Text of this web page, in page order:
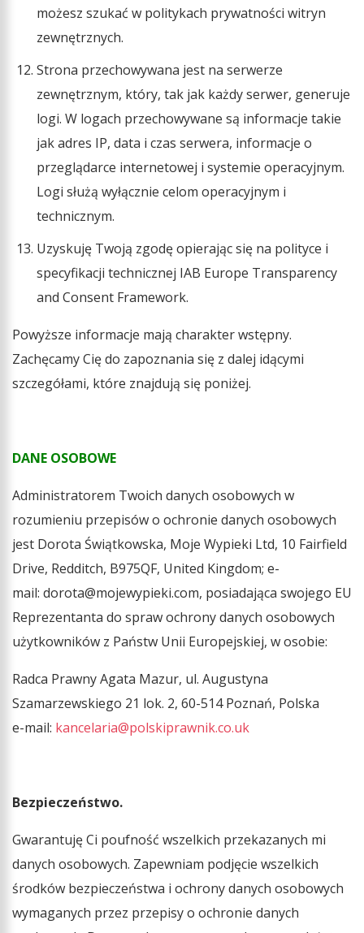
możesz szukać w politykach prywatności witryn
zewnętrznych.
Strona przechowywana jest na serwerze
zewnętrznym, który, tak jak każdy serwer, generuje
logi. W logach przechowywane są informacje takie
jak adres IP, data i czas serwera, informacje o
przeglądarce internetowej i systemie operacyjnym.
Logi służą wyłącznie celom operacyjnym i
technicznym.
Uzyskuję Twoją zgodę opierając się na polityce i
specyfikacji technicznej IAB Europe Transparency
and Consent Framework.
Powyższe informacje mają charakter wstępny.
Zachęcamy Cię do zapoznania się z dalej idącymi
szczegółami, które znajdują się poniżej.
DANE OSOBOWE
Administratorem Twoich danych osobowych w
rozumieniu przepisów o ochronie danych osobowych
jest Dorota Świątkowska, Moje Wypieki Ltd, 10 Fairfield
Drive, Redditch, B975QF, United Kingdom; e-
mail: dorota@mojewypieki.com, posiadająca swojego EU
Reprezentanta do spraw ochrony danych osobowych
użytkowników z Państw Unii Europejskiej, w osobie:
Radca Prawny Agata Mazur, ul. Augustyna
Szamarzewskiego 21 lok. 2, 60-514 Poznań, Polska
e-mail: kancelaria@polskiprawnik.co.uk
Bezpieczeństwo.
Gwarantuję Ci poufność wszelkich przekazanych mi
danych osobowych. Zapewniam podjęcie wszelkich
środków bezpieczeństwa i ochrony danych osobowych
wymaganych przez przepisy o ochronie danych